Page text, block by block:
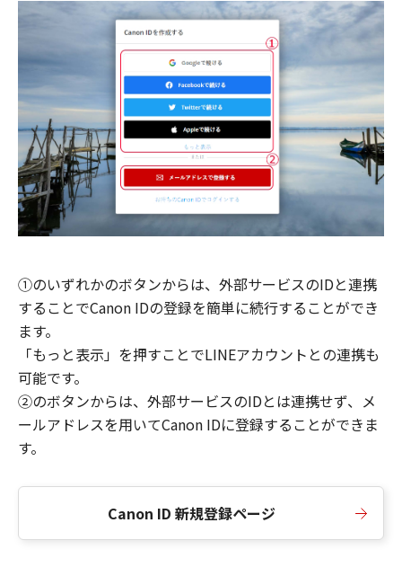
①のいずれかのボタンからは、外部サービスのIDと連携
することでCanon IDの登録を簡単に続行することができ
ます。
「もっと表示」を押すことでLINEアカウントとの連携も
可能です。
②のボタンからは、外部サービスのIDとは連携せず、メ
ールアドレスを用いてCanon IDに登録することができま
す。
Canon ID 新規登録ページ